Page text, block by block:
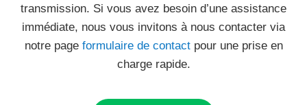
transmission. Si vous avez besoin d’une assistance
immédiate, nous vous invitons à nous contacter via
notre page formulaire de contactpour une prise en
charge rapide.